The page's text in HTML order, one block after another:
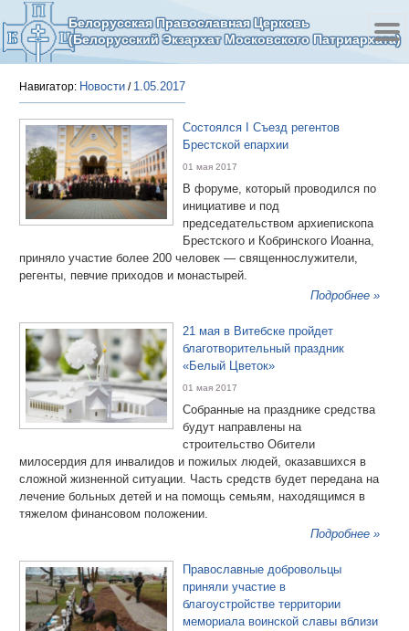
Белорусская Православная Церковь
(Белорусский Экзархат Московского Патриархата)
Навигатор: Новости / 1.05.2017
Состоялся I Съезд регентов
Брестской епархии
01 мая 2017
В форуме, который проводился по
инициативе и под
председательством архиепископа
Брестского и Кобринского Иоанна,
приняло участие более 200 человек — священнослужители,
регенты, певчие приходов и монастырей.
Подробнее »
21 мая в Витебске пройдет
благотворительный праздник
«Белый Цветок»
01 мая 2017
Собранные на празднике средства
будут направлены на
строительство Обители
милосердия для инвалидов и пожилых людей, оказавшихся в
сложной жизненной ситуации. Часть средств будет передана на
лечение больных детей и на помощь семьям, находящимся в
тяжелом финансовом положении.
Подробнее »
Православные добровольцы
приняли участие в
благоустройстве территории
мемориала воинской славы вблизи